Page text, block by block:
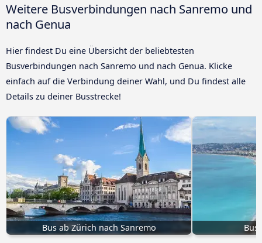
Weitere Busverbindungen nach Sanremo und
nach Genua
Hier findest Du eine Übersicht der beliebtesten
Busverbindungen nach Sanremo und nach Genua. Klicke
einfach auf die Verbindung deiner Wahl, und Du findest alle
Details zu deiner Busstrecke!
Bus ab Zürich nach Sanremo Bus